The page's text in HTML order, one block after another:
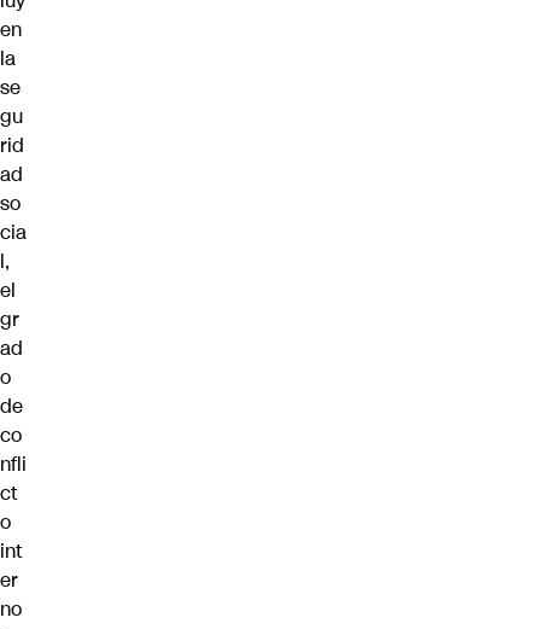
en
la
se
gu
rid
ad
so
cia
l,
el
gr
ad
o
de
co
nfli
ct
o
int
er
no